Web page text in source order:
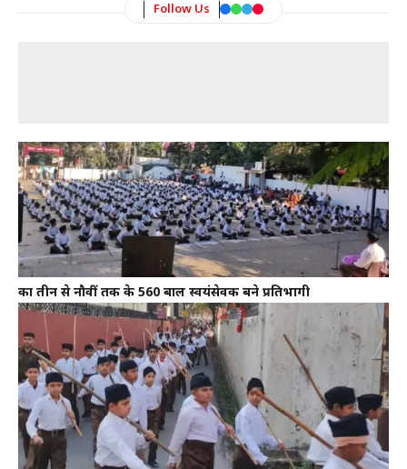
Follow Us
कक्षा तीन से नौवीं तक के 560 बाल स्वयंसेवक बने प्रतिभागी